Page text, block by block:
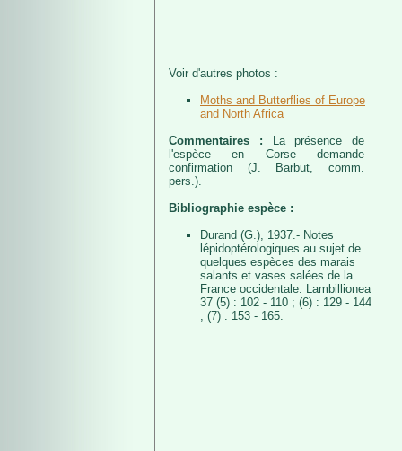
Voir d'autres photos :
Moths and Butterflies of Europe
and North Africa
Commentaires :
La présence de
l'espèce en Corse demande
confirmation (J. Barbut, comm.
pers.).
Bibliographie espèce :
Durand (G.), 1937.- Notes
lépidoptérologiques au sujet de
quelques espèces des marais
salants et vases salées de la
France occidentale. Lambillionea
37 (5) : 102 - 110 ; (6) : 129 - 144
; (7) : 153 - 165.